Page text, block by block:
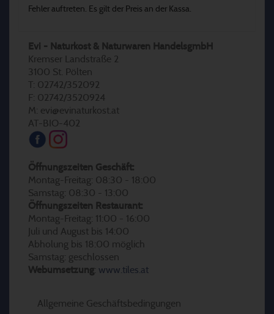
Fehler auftreten. Es gilt der Preis an der Kassa.
Evi - Naturkost & Naturwaren HandelsgmbH
Kremser Landstraße 2
3100 St. Pölten
T: 02742/352092
F: 02742/3520924
M: evi@evinaturkost.at
AT-BIO-402
Öffnungszeiten Geschäft:
Montag-Freitag: 08:30 - 18:00
Samstag: 08:30 - 13:00
Öffnungszeiten Restaurant:
Montag-Freitag: 11:00 - 16:00
Juli und August bis 14:00
Abholung bis 18:00 möglich
Samstag: geschlossen
Webumsetzung: www.tiles.at
Allgemeine Geschäftsbedingungen